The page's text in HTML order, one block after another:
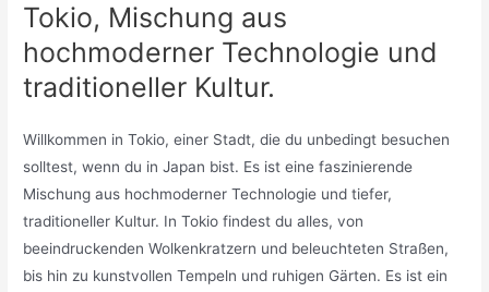
Tokio, Mischung aus
hochmoderner Technologie und
traditioneller Kultur.
Willkommen in Tokio, einer Stadt, die du unbedingt besuchen
solltest, wenn du in Japan bist. Es ist eine faszinierende
Mischung aus hochmoderner Technologie und tiefer,
traditioneller Kultur. In Tokio findest du alles, von
beeindruckenden Wolkenkratzern und beleuchteten Straßen,
bis hin zu kunstvollen Tempeln und ruhigen Gärten. Es ist ein